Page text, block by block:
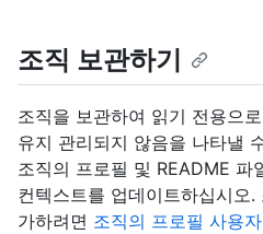
조직 보관하기
조직을 보관하여 읽기 전용으
유지 관리되지 않음을 나타낼
조직의 프로필 및 README 파
컨텍스트를 업데이트하십시오
가하려면 조직의 프로필 사용